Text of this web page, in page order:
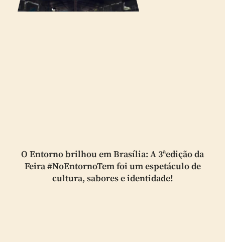
O Entorno brilhou em Brasília: A 3ªedição da
Feira #NoEntornoTem foi um espetáculo de
cultura, sabores e identidade!